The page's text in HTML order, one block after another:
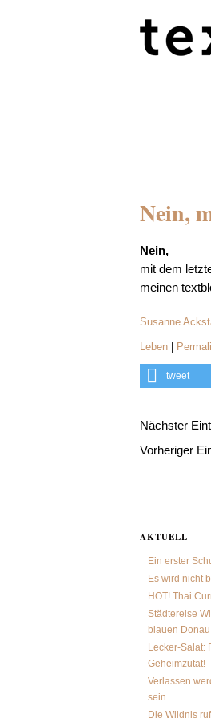
Nein,
Nein,
mit dem
meinen
Susanne
Leben
tweet
Nächster
Vorheriger
AKTUELL
Ein erster
Es wird nicht
HOT! Thai
Städtereise
blauen
Lecker-Salat:
Geheimzutat!
Verlassen
sein.
Die Wildnis